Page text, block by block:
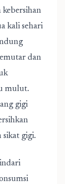
kebersihan
kali sehari
dan
mulut.
gigi
sikat gigi.